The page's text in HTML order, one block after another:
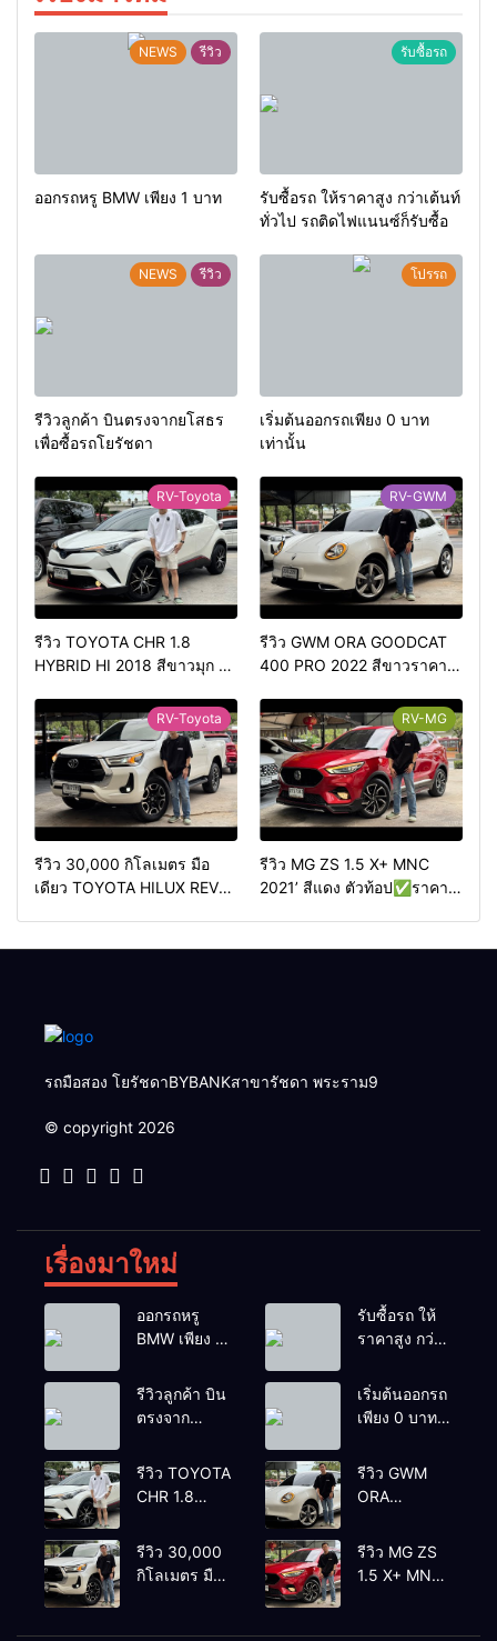
NEWS รีวิว
ออกรถหรู BMW เพียง 1 บาท
รับซื้อรถ
รับซื้อรถ ให้ราคาสูง กว่าเต้นท์
ทั่วไป รถติดไฟแนนซ์ก็รับซื้อ
NEWS รีวิว
รีวิวลูกค้า บินตรงจากยโสธร
เพื่อซื้อรถโยรัชดา
โปรรถ
เริ่มต้นออกรถเพียง 0 บาท
เท่านั้น
RV-Toyota
รีวิว TOYOTA CHR 1.8
HYBRID HI 2018 สีขาวมุก ตัว
บาท🛣️วิ่งน้อย 90,000 กว่า
กิโลเมตร
RV-GWM
รีวิว GWM ORA GOODCAT
400 PRO 2022 สีขาวราคา
กม.
RV-Toyota
รีวิว 30,000 กิโลเมตร มือ
เดียว TOYOTA HILUX REVO
RV-MG
รีวิว MG ZS 1.5 X+ MNC
2021’ สีแดง ตัวท้อป✅ราคา
รถมือสอง โยรัชดาBYBANKสาขารัชดา พระราม9
© copyright 2026
เรื่องมาใหม่
ออกรถหรู
BMW เพียง 1
รับซื้อรถ ให้
ราคาสูง กว่า
ติดไฟแนนซ์ก็
รับซื้อ
รีวิวลูกค้า บิน
ตรงจาก
รถโยรัชดา
เริ่มต้นออกรถ
เพียง 0 บาท
รีวิว TOYOTA
CHR 1.8
2018 สีขาว
มุก ตัวท้อปสุ
บาท🛣️วิ่งน้อย
รีวิว GWM
ORA
400 PRO
2022 สีขาว
บาทวิ่งน้อย
รีวิว 30,000
กิโลเมตร มือ
รีวิว MG ZS
1.5 X+ MNC